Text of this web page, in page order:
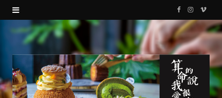
F
a
c
e
b
I
s
V
i